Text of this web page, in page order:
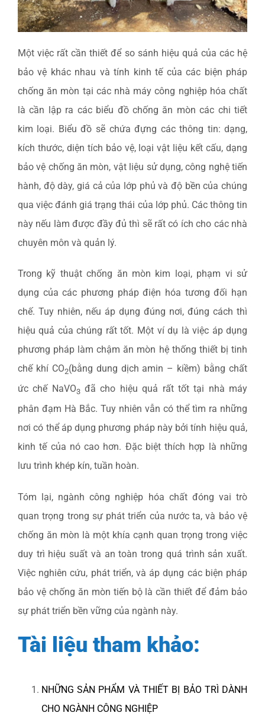
Một việc rất cần thiết để so sánh hiệu quả của các hệ
bảo vệ khác nhau và tính kinh tế của các biện pháp
chống ăn mòn tại các nhà máy công nghiệp hóa chất
là cần lập ra các biểu đồ chống ăn mòn các chi tiết
kim loại. Biểu đồ sẽ chứa đựng các thông tin: dạng,
kích thước, diện tích bảo vệ, loại vật liệu kết cấu, dạng
bảo vệ chống ăn mòn, vật liệu sử dụng, công nghệ tiến
hành, độ dày, giá cả của lớp phủ và độ bền của chúng
qua việc đánh giá trạng thái của lớp phủ. Các thông tin
này nếu làm được đầy đủ thì sẽ rất có ích cho các nhà
chuyên môn và quản lý.
Trong kỹ thuật chống ăn mòn kim loại, phạm vi sử
dụng của các phương pháp điện hóa tương đối hạn
chế. Tuy nhiên, nếu áp dụng đúng nơi, đúng cách thì
hiệu quả của chúng rất tốt. Một ví dụ là việc áp dụng
phương pháp làm chậm ăn mòn hệ thống thiết bị tinh
chế khí CO2(bằng dung dịch amin – kiềm) bằng chất
ức chế NaVO3đã cho hiệu quả rất tốt tại nhà máy
phân đạm Hà Bắc. Tuy nhiên vẫn có thể tìm ra những
nơi có thể áp dụng phương pháp này bởi tính hiệu quả,
kinh tế của nó cao hơn. Đặc biệt thích hợp là những
lưu trình khép kín, tuần hoàn.
Tóm lại, ngành công nghiệp hóa chất đóng vai trò
quan trọng trong sự phát triển của nước ta, và bảo vệ
chống ăn mòn là một khía cạnh quan trọng trong việc
duy trì hiệu suất và an toàn trong quá trình sản xuất.
Việc nghiên cứu, phát triển, và áp dụng các biện pháp
bảo vệ chống ăn mòn tiến bộ là cần thiết để đảm bảo
sự phát triển bền vững của ngành này.
Tài liệu tham khảo:
NHỮNG SẢN PHẨM VÀ THIẾT BỊ BẢO TRÌ DÀNH
CHO NGÀNH CÔNG NGHIỆP